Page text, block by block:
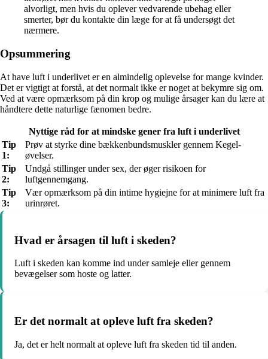
alvorligt, men hvis du oplever vedvarende ubehag eller
smerter, bør du kontakte din læge for at få undersøgt det
nærmere.
Opsummering
At have luft i underlivet er en almindelig oplevelse for mange kvinder.
Det er vigtigt at forstå, at det normalt ikke er noget at bekymre sig om.
Ved at være opmærksom på din krop og mulige årsager kan du lære at
håndtere dette naturlige fænomen bedre.
Nyttige råd for at mindske gener fra luft i underlivet
Tip
1:
Prøv at styrke dine bækkenbundsmuskler gennem Kegel-
øvelser.
Tip
2:
Undgå stillinger under sex, der øger risikoen for
luftgennemgang.
Tip
3:
Vær opmærksom på din intime hygiejne for at minimere luft fra
urinrøret.
Hvad er årsagen til luft i skeden?
Luft i skeden kan komme ind under samleje eller gennem
bevægelser som hoste og latter.
Er det normalt at opleve luft fra skeden?
Ja, det er helt normalt at opleve luft fra skeden tid til anden.